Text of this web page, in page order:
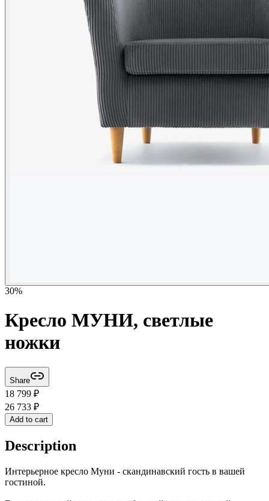
30%
Кресло МУНИ, светлые
ножки
Share
18 799 ₽
26 733 ₽
Add to cart
Description
Интерьерное кресло Муни - скандинавский гость в вашей
гостиной.